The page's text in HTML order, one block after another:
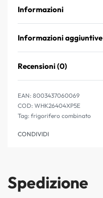
Informazioni
Informazioni aggiuntive
Recensioni (0)
EAN: 8003437060069
WHK26404XP5E
Tag: frigorifero combinato
CONDIVIDI
Spedizione